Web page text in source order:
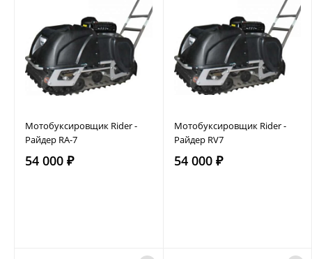
Мотобуксировщик Rider -
Райдер RA-7
54 000 ₽
Мотобуксировщик Rider -
Райдер RV7
54 000 ₽